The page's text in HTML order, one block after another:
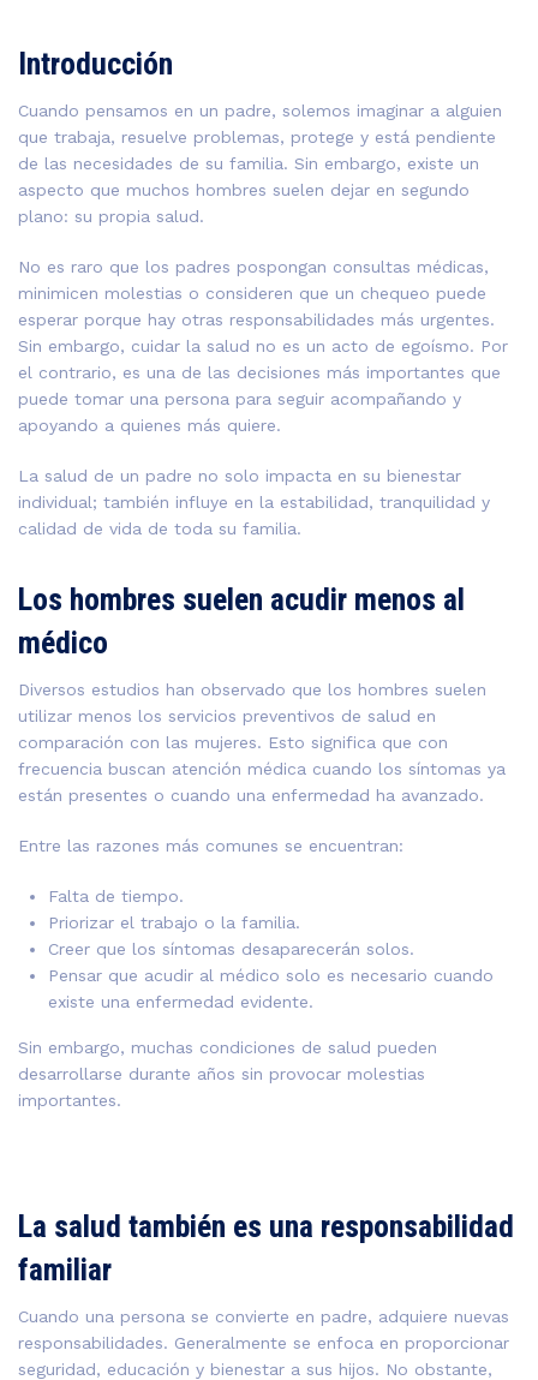
Introducción
Cuando pensamos en un padre, solemos imaginar a alguien
que trabaja, resuelve problemas, protege y está pendiente
de las necesidades de su familia. Sin embargo, existe un
aspecto que muchos hombres suelen dejar en segundo
plano: su propia salud.
No es raro que los padres pospongan consultas médicas,
minimicen molestias o consideren que un chequeo puede
esperar porque hay otras responsabilidades más urgentes.
Sin embargo, cuidar la salud no es un acto de egoísmo. Por
el contrario, es una de las decisiones más importantes que
puede tomar una persona para seguir acompañando y
apoyando a quienes más quiere.
La salud de un padre no solo impacta en su bienestar
individual; también influye en la estabilidad, tranquilidad y
calidad de vida de toda su familia.
Los hombres suelen acudir menos al
médico
Diversos estudios han observado que los hombres suelen
utilizar menos los servicios preventivos de salud en
comparación con las mujeres. Esto significa que con
frecuencia buscan atención médica cuando los síntomas ya
están presentes o cuando una enfermedad ha avanzado.
Entre las razones más comunes se encuentran:
Falta de tiempo.
Priorizar el trabajo o la familia.
Creer que los síntomas desaparecerán solos.
Pensar que acudir al médico solo es necesario cuando
existe una enfermedad evidente.
Sin embargo, muchas condiciones de salud pueden
desarrollarse durante años sin provocar molestias
importantes.
La salud también es una responsabilidad
familiar
Cuando una persona se convierte en padre, adquiere nuevas
responsabilidades. Generalmente se enfoca en proporcionar
seguridad, educación y bienestar a sus hijos. No obstante,